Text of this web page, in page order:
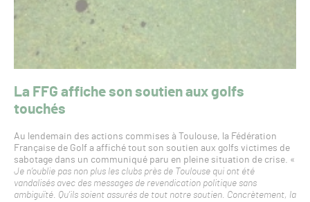
La FFG affiche son soutien aux golfs
touchés
Au lendemain des actions commises à Toulouse, la Fédération
Française de Golf a affiché tout son soutien aux golfs victimes de
sabotage dans un communiqué paru en pleine situation de crise. «
Je n’oublie pas non plus les clubs près de Toulouse qui ont été
vandalisés avec des messages de revendication politique sans
ambiguïté. Qu’ils soient assurés de tout notre soutien. Concrètement, la